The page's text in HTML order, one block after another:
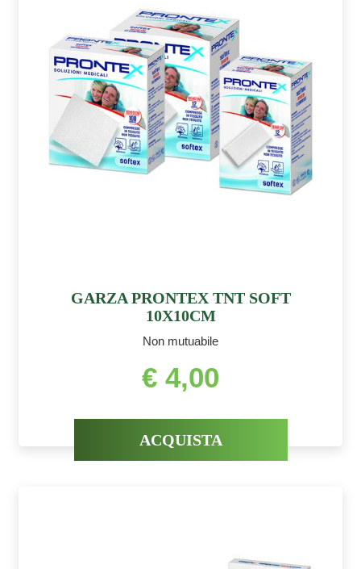
GARZA PRONTEX TNT SOFT
10X10CM
Non mutuabile
€ 4,00
ACQUISTA